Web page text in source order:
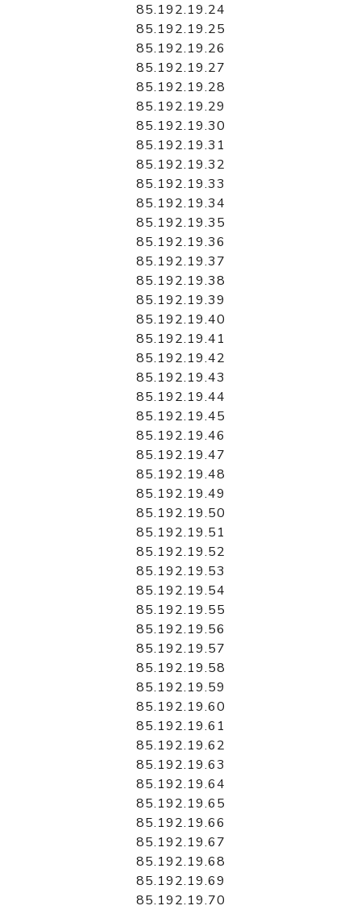
85.192.19.24
85.192.19.25
85.192.19.26
85.192.19.27
85.192.19.28
85.192.19.29
85.192.19.30
85.192.19.31
85.192.19.32
85.192.19.33
85.192.19.34
85.192.19.35
85.192.19.36
85.192.19.37
85.192.19.38
85.192.19.39
85.192.19.40
85.192.19.41
85.192.19.42
85.192.19.43
85.192.19.44
85.192.19.45
85.192.19.46
85.192.19.47
85.192.19.48
85.192.19.49
85.192.19.50
85.192.19.51
85.192.19.52
85.192.19.53
85.192.19.54
85.192.19.55
85.192.19.56
85.192.19.57
85.192.19.58
85.192.19.59
85.192.19.60
85.192.19.61
85.192.19.62
85.192.19.63
85.192.19.64
85.192.19.65
85.192.19.66
85.192.19.67
85.192.19.68
85.192.19.69
85.192.19.70